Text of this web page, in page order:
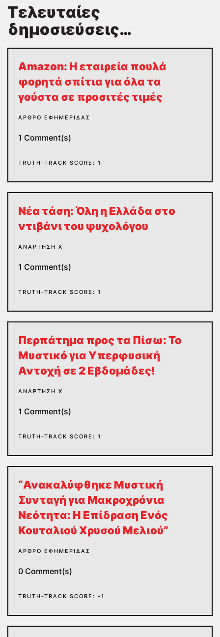
Τελευταίες
δημοσιεύσεις…
Amazon: Η εταιρεία πουλά
φορητά σπίτια για όλα τα
γούστα σε προσιτές τιμές
ΆΡΘΡΟ ΕΦΗΜΕΡΊΔΑΣ
1 Comment(s)
TRUTH-TRACK SCORE: 1
Νέα τάση: Όλη η Ελλάδα στο
ντιβάνι του ψυχολόγου
ΑΝΆΡΤΗΣΗ Χ
1 Comment(s)
TRUTH-TRACK SCORE: 1
Περπάτημα προς τα Πίσω: Το
Μυστικό για Υπερφυσική
Αντοχή σε 2 Εβδομάδες!
ΑΝΆΡΤΗΣΗ Χ
1 Comment(s)
TRUTH-TRACK SCORE: 1
“Ανακαλύφθηκε Μυστική
Συνταγή για Μακροχρόνια
Νεότητα: Η Επίδραση Ενός
Κουταλιού Χρυσού Μελιού”
ΆΡΘΡΟ ΕΦΗΜΕΡΊΔΑΣ
0 Comment(s)
TRUTH-TRACK SCORE: -1